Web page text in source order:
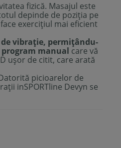
fizică. Masajul este
depinde de poziția pe
exercițiul mai eficient
de vibrație, permițându-
manual care vă
ușor de citit, care arată
picioarelor de
inSPORTline Devyn se